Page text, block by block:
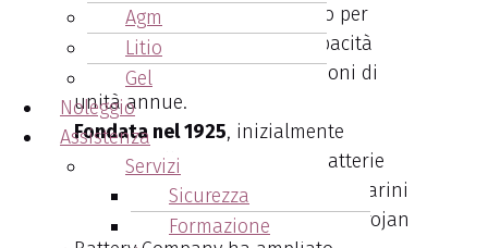
Agm
Litio
Gel
Noleggio
Assistenza
Servizi
Sicurezza
Formazione
delle batterie a ciclo profondo per
trazione leggera, con una capacità
produttiva che supera i 4 milioni di
unità annue.
Fondata nel 1925, inizialmente
dedicata alla produzione di batterie
per strumenti di bordo dei sottomarini
della Prima Guerra Mondiale, la Trojan